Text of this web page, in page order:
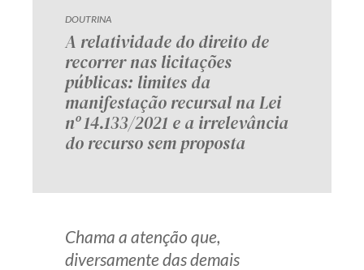
DOUTRINA
A relatividade do direito de
recorrer nas licitações
públicas: limites da
manifestação recursal na Lei
nº 14.133/2021 e a irrelevância
do recurso sem proposta
Chama a atenção que,
diversamente das demais